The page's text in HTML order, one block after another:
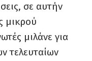
σε αυτήν
μικρού
μιλάνε για
τελευταίων